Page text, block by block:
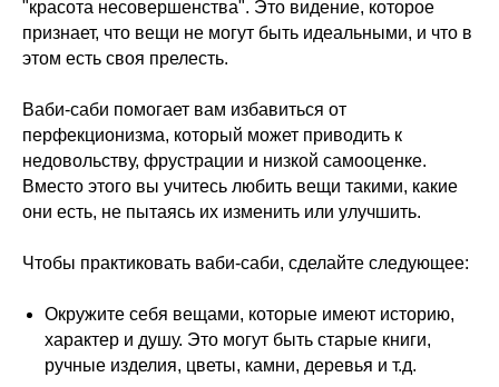
"красота несовершенства". Это видение, которое
признает, что вещи не могут быть идеальными, и что в
этом есть своя прелесть.
Ваби-саби помогает вам избавиться от
перфекционизма, который может приводить к
недовольству, фрустрации и низкой самооценке.
Вместо этого вы учитесь любить вещи такими, какие
они есть, не пытаясь их изменить или улучшить.
Чтобы практиковать ваби-саби, сделайте следующее:
Окружите себя вещами, которые имеют историю,
характер и душу. Это могут быть старые книги,
ручные изделия, цветы, камни, деревья и т.д.